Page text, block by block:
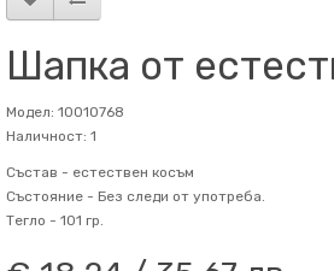
Шапка от
Модел: 10010768
Наличност: 1
Състав - естествен косъм
Състояние - Без следи от употреба.
Тегло - 101 гр.